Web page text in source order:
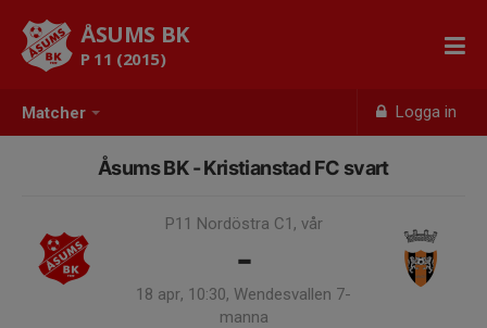
Matcher Logga in
ÅSUMS BK
P 11 (2015)
Åsums BK - Kristianstad FC svart
P11 Nordöstra C1, vår
-
18 apr, 10:30, Wendesvallen 7-
manna